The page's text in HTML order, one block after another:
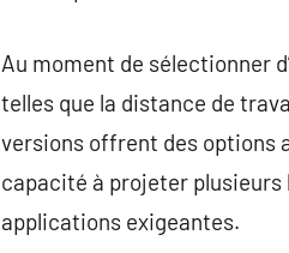
Au moment de sélectionner
telles que la distance de
versions offrent des options
capacité à projeter
applications exigeantes.